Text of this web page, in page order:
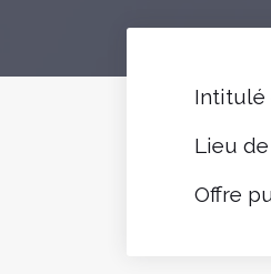
Intitulé
Lieu
Offre